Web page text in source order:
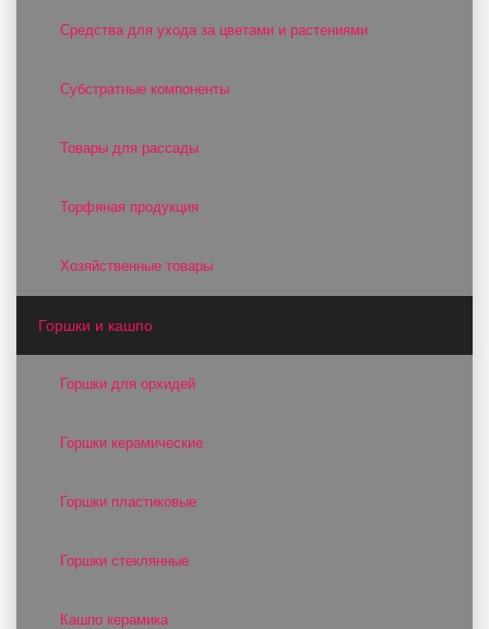
Средства для ухода за цветами и растениями
Субстратные компоненты
Товары для рассады
Торфяная продукция
Хозяйственные товары
Горшки и кашпо
Горшки для орхидей
Горшки керамические
Горшки пластиковые
Горшки стеклянные
Кашпо керамика